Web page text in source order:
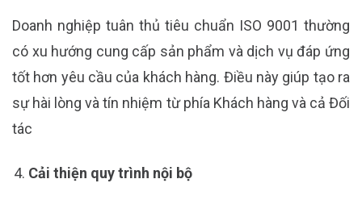
Doanh nghiệp tuân thủ tiêu chuẩn ISO 9001 thường
có xu hướng cung cấp sản phẩm và dịch vụ đáp ứng
tốt hơn yêu cầu của khách hàng. Điều này giúp tạo ra
sự hài lòng và tín nhiệm từ phía Khách hàng và cả Đối
tác
Cải thiện quy trình nội bộ